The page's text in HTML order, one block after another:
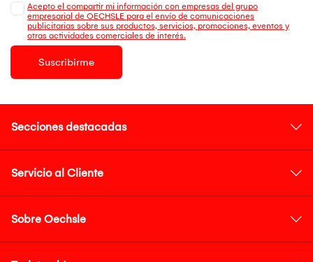
Acepto el compartir mi información con empresas del grupo
empresarial de OECHSLE para el envío de comunicaciones
publicitarias sobre sus productos, servicios, promociones, eventos y
otras actividades comerciales de interés.
Suscribirme
Secciones destacadas
Servicio al Cliente
Sobre Oechsle